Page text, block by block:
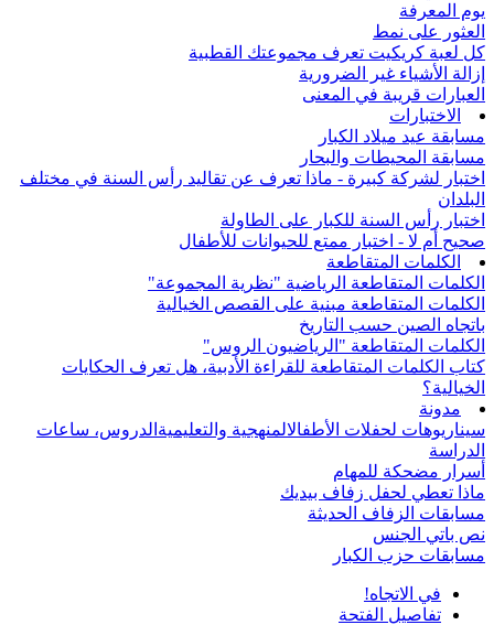
يوم المعرفة
العثور على نمط
كل لعبة كريكيت تعرف مجموعتك القطبية
إزالة الأشياء غير الضرورية
العبارات قريبة في المعنى
الاختبارات
مسابقة عيد ميلاد الكبار
مسابقة المحيطات والبحار
اختبار لشركة كبيرة - ماذا تعرف عن تقاليد رأس السنة في مختلف
البلدان
اختبار رأس السنة للكبار على الطاولة
صحيح أم لا - اختبار ممتع للحيوانات للأطفال
الكلمات المتقاطعة
الكلمات المتقاطعة الرياضية "نظرية المجموعة"
الكلمات المتقاطعة مبنية على القصص الخيالية
باتجاه الصين حسب التاريخ
الكلمات المتقاطعة "الرياضيون الروس"
كتاب الكلمات المتقاطعة للقراءة الأدبية، هل تعرف الحكايات
الخيالية؟
مدونة
سيناريوهات لحفلات الأطفالالمنهجية والتعليمية الدروس، ساعات
الدراسة
أسرار مضحكة للمهام
ماذا تعطي لحفل زفاف بيديك
مسابقات الزفاف الحديثة
نص باتي الجنس
مسابقات حزب الكبار
في الاتجاه!
تفاصيل الفتحة